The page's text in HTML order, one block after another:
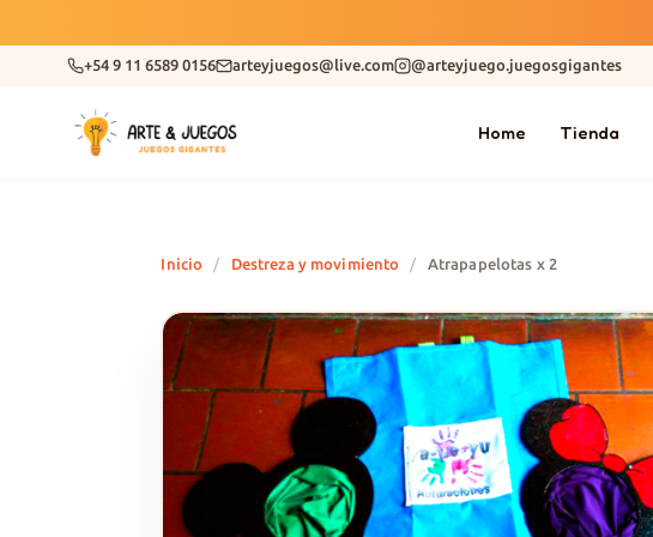
+54 9 11 6589 0156 arteyjuegos@live.com @arteyjuego.juegosgigantes
Home Tienda
Inicio / Destreza y movimiento / Atrapapelotas x 2